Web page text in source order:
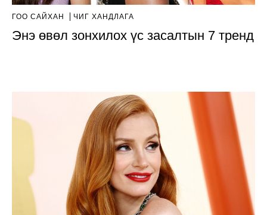
ГОО САЙХАН ЧИГ ХАНДЛАГА
Энэ өвөл зонхилох үс засалтын 7 тренд